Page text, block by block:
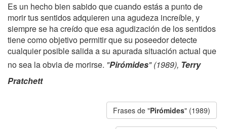
Es un hecho bien sabido que cuando estás a punto de
morir tus sentidos adquieren una agudeza increíble, y
siempre se ha creído que esa agudización de los sentidos
tiene como objetivo permitir que su poseedor detecte
cualquier posible salida a su apurada situación actual que
no sea la obvia de morirse. "Pirómides" (1989), Terry
Pratchett
Frases de "Pirómides" (1989)